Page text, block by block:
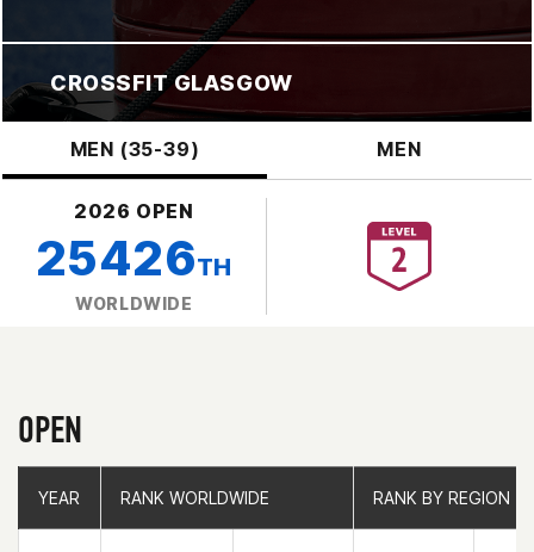
CROSSFIT GLASGOW
MEN (35-39) MEN
2026 OPEN
25426TH
WORLDWIDE
OPEN
YEAR RANK WORLDWIDE RANK BY REGION
YEAR RANK WORLDWIDE RANK BY REGION